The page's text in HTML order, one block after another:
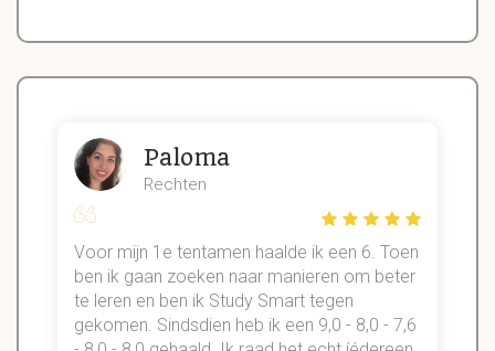
Paloma
Rechten
Voor mijn 1e tentamen haalde ik een 6. Toen
ben ik gaan zoeken naar manieren om beter
te leren en ben ik Study Smart tegen
gekomen. Sindsdien heb ik een 9,0 - 8,0 - 7,6